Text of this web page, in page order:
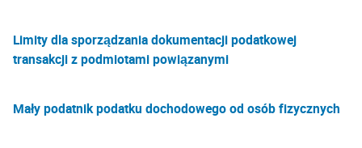
Limity dla sporządzania dokumentacji podatkowej
transakcji z podmiotami powiązanymi
Mały podatnik podatku dochodowego od osób fizycznych